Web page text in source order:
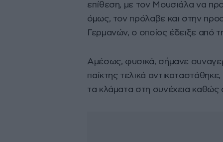
επίθεση, με τον Μουσιάλα να
όμως, τον πρόλαβε και στην
Γερμανών, ο οποίος έδειξε από
Αμέσως, φυσικά, σήμανε
παίκτης τελικά
τα κλάματα στη συνέχεια καθώς